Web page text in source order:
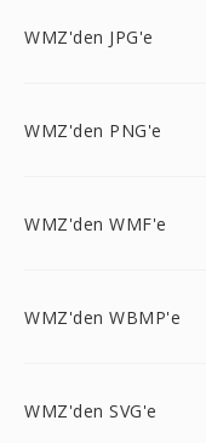
WMZ'den JPG'e
WMZ'den PNG'e
WMZ'den WMF'e
WMZ'den WBMP'e
WMZ'den SVG'e